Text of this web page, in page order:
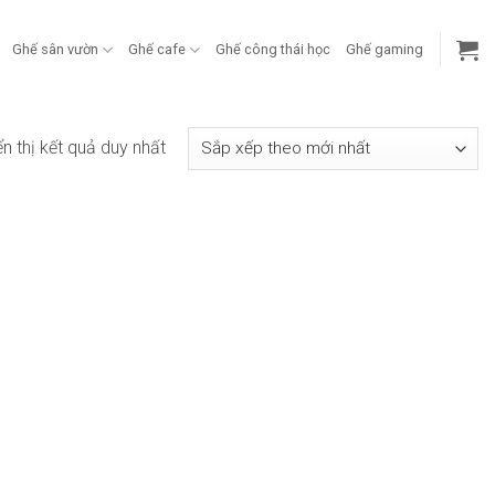
Ghế sân vườn Ghế cafe Ghế công thái học Ghế gaming
thị kết quả duy nhất